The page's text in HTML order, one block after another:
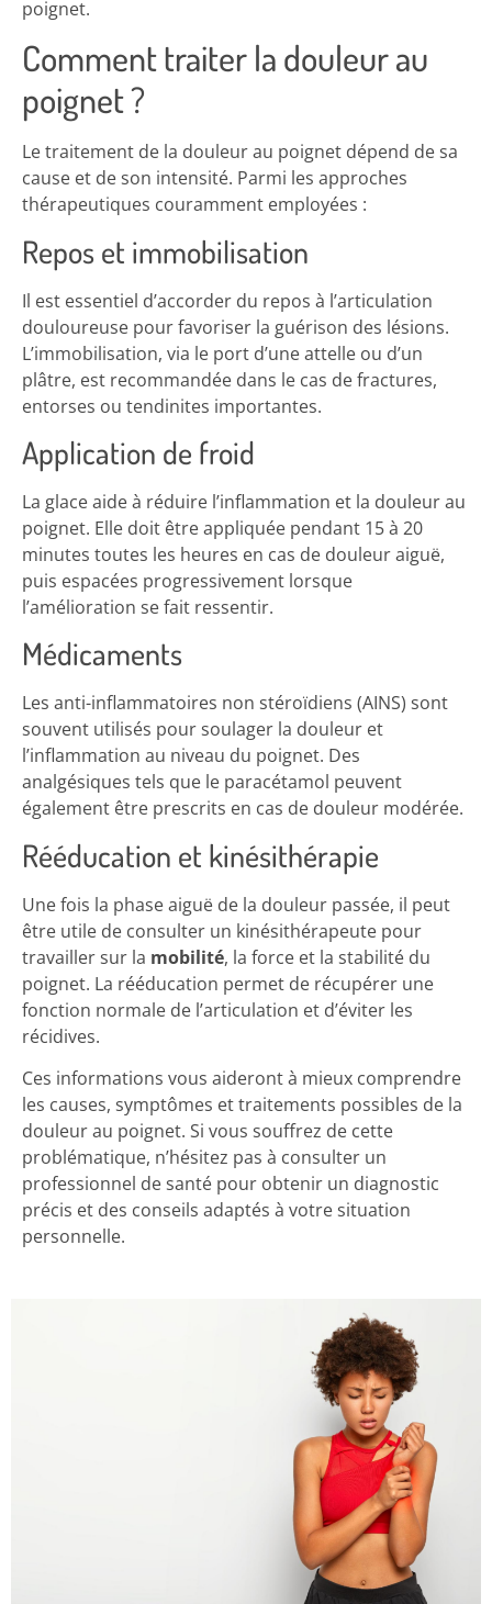
poignet.
Comment traiter la douleur au
poignet ?
Le traitement de la douleur au poignet dépend de sa
cause et de son intensité. Parmi les approches
thérapeutiques couramment employées :
Repos et immobilisation
Il est essentiel d’accorder du repos à l’articulation
douloureuse pour favoriser la guérison des lésions.
L’immobilisation, via le port d’une attelle ou d’un
plâtre, est recommandée dans le cas de fractures,
entorses ou tendinites importantes.
Application de froid
La glace aide à réduire l’inflammation et la douleur au
poignet. Elle doit être appliquée pendant 15 à 20
minutes toutes les heures en cas de douleur aiguë,
puis espacées progressivement lorsque
l’amélioration se fait ressentir.
Médicaments
Les anti-inflammatoires non stéroïdiens (AINS) sont
souvent utilisés pour soulager la douleur et
l’inflammation au niveau du poignet. Des
analgésiques tels que le paracétamol peuvent
également être prescrits en cas de douleur modérée.
Rééducation et kinésithérapie
Une fois la phase aiguë de la douleur passée, il peut
être utile de consulter un kinésithérapeute pour
travailler sur la mobilité, la force et la stabilité du
poignet. La rééducation permet de récupérer une
fonction normale de l’articulation et d’éviter les
récidives.
Ces informations vous aideront à mieux comprendre
les causes, symptômes et traitements possibles de la
douleur au poignet. Si vous souffrez de cette
problématique, n’hésitez pas à consulter un
professionnel de santé pour obtenir un diagnostic
précis et des conseils adaptés à votre situation
personnelle.